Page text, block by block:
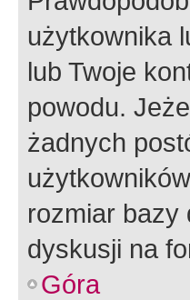
użytkownika
lub Twoje
powodu.
żadnych
rozmiar bazy
dyskusji na
Góra